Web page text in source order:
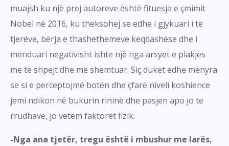
muajsh ku një prej autoreve është fituesja e çmimit
Nobel në 2016, ku theksohej se edhe i gjykuari i të
tjerëve, bërja e thashethemeve keqdashëse dhe i
menduari negativisht ishte një nga arsyet e plakjes
më të shpejt dhe më shëmtuar. Siç duket edhe mënyra
se si e perceptojmë botën dhe çfarë niveli koshience
jemi ndikon në bukurin rininë dhe pasjen apo jo te
rrudhave, jo vetëm faktorët fizik.
-Nga ana tjetër, tregu është i mbushur me larës,